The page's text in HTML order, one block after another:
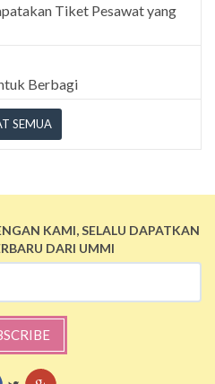
Tiket Pesawat yang
Berbagi
SEMUA
KAMI, SELALU DAPATKAN
DARI UMMI